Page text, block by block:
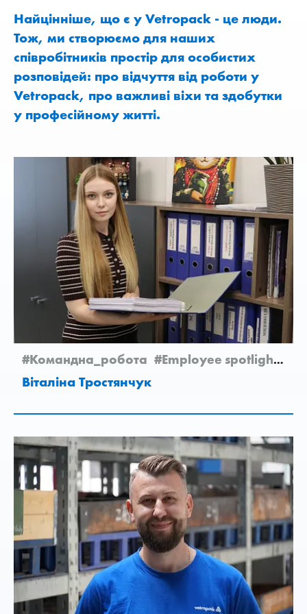
Найцінніше, що є у Vetropack - це люди.
Тож, ми створюємо для наших
співробітників простір для особистих
розповідей: про відчуття від роботи у
Vetropack, про важливі віхи та здобутки
у професійному житті.
#Командна_робота #Employee spotlight
Віталіна Тростянчук